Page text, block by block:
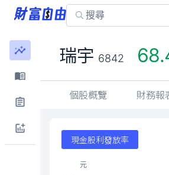
瑞宇 6842
個股概覽 財務報
現金股利發放率